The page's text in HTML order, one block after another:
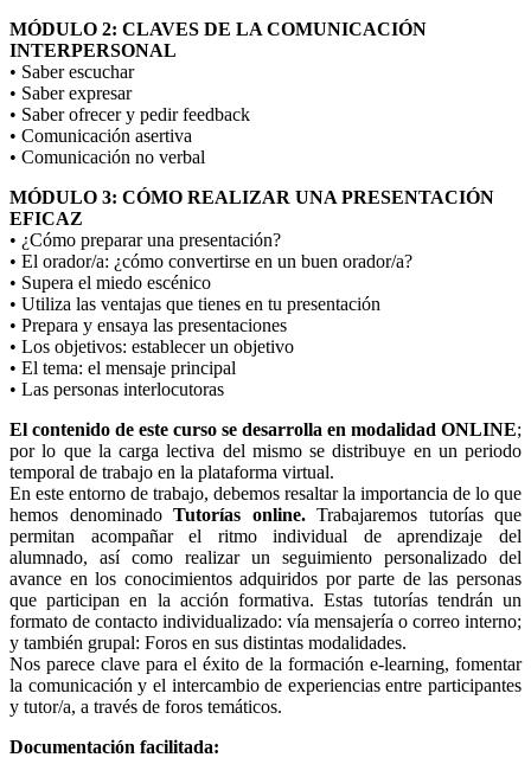
MÓDULO 2: CLAVES DE LA COMUNICACIÓN
INTERPERSONAL
• Saber escuchar
• Saber expresar
• Saber ofrecer y pedir feedback
• Comunicación asertiva
• Comunicación no verbal
MÓDULO 3: CÓMO REALIZAR UNA PRESENTACIÓN
EFICAZ
• ¿Cómo preparar una presentación?
• El orador/a: ¿cómo convertirse en un buen orador/a?
• Supera el miedo escénico
• Utiliza las ventajas que tienes en tu presentación
• Prepara y ensaya las presentaciones
• Los objetivos: establecer un objetivo
• El tema: el mensaje principal
• Las personas interlocutoras
El contenido de este curso se desarrolla en modalidad ONLINE;
por lo que la carga lectiva del mismo se distribuye en un periodo
temporal de trabajo en la plataforma virtual.
En este entorno de trabajo, debemos resaltar la importancia de lo que
hemos denominado Tutorías online.Trabajaremos tutorías que
permitan acompañar el ritmo individual de aprendizaje del
alumnado, así como realizar un seguimiento personalizado del
avance en los conocimientos adquiridos por parte de las personas
que participan en la acción formativa. Estas tutorías tendrán un
formato de contacto individualizado: vía mensajería o correo interno;
y también grupal: Foros en sus distintas modalidades.
Nos parece clave para el éxito de la formación e-learning, fomentar
la comunicación y el intercambio de experiencias entre participantes
y tutor/a, a través de foros temáticos.
Documentación facilitada: